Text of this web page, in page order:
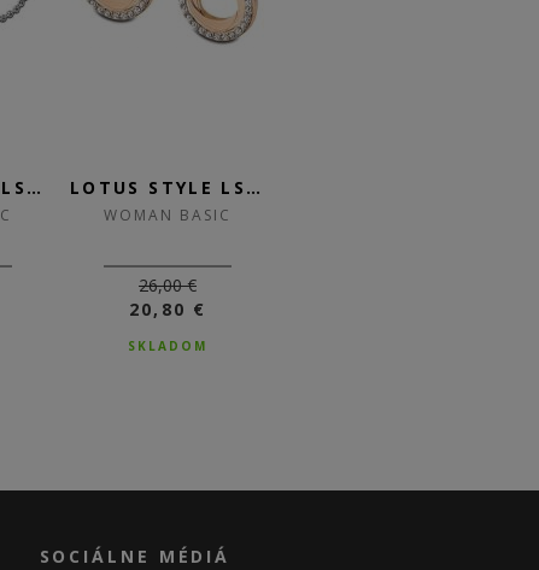
LOTUS STYLE LS2179-2/3 LOTUS STYLE LS2176-4/3
WOMAN BASIC
26,00 €
20,80 €
SKLADOM
SOCIÁLNE MÉDIÁ